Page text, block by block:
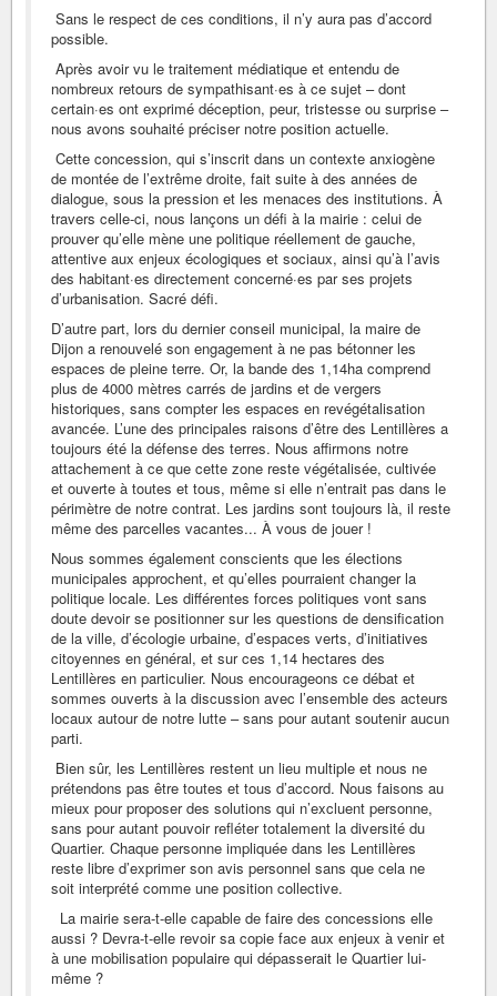
Sans le respect de ces conditions, il n’y aura pas d’accord
possible.
Après avoir vu le traitement médiatique et entendu de
nombreux retours de sympathisant·es à ce sujet – dont
certain·es ont exprimé déception, peur, tristesse ou surprise –
nous avons souhaité préciser notre position actuelle.
Cette concession, qui s’inscrit dans un contexte anxiogène
de montée de l’extrême droite, fait suite à des années de
dialogue, sous la pression et les menaces des institutions. À
travers celle-ci, nous lançons un défi à la mairie : celui de
prouver qu’elle mène une politique réellement de gauche,
attentive aux enjeux écologiques et sociaux, ainsi qu’à l’avis
des habitant·es directement concerné·es par ses projets
d’urbanisation. Sacré défi.
D’autre part, lors du dernier conseil municipal, la maire de
Dijon a renouvelé son engagement à ne pas bétonner les
espaces de pleine terre. Or, la bande des 1,14ha comprend
plus de 4000 mètres carrés de jardins et de vergers
historiques, sans compter les espaces en revégétalisation
avancée. L’une des principales raisons d’être des Lentillères a
toujours été la défense des terres. Nous affirmons notre
attachement à ce que cette zone reste végétalisée, cultivée
et ouverte à toutes et tous, même si elle n’entrait pas dans le
périmètre de notre contrat. Les jardins sont toujours là, il reste
même des parcelles vacantes... À vous de jouer !
Nous sommes également conscients que les élections
municipales approchent, et qu’elles pourraient changer la
politique locale. Les différentes forces politiques vont sans
doute devoir se positionner sur les questions de densification
de la ville, d’écologie urbaine, d’espaces verts, d’initiatives
citoyennes en général, et sur ces 1,14 hectares des
Lentillères en particulier. Nous encourageons ce débat et
sommes ouverts à la discussion avec l’ensemble des acteurs
locaux autour de notre lutte – sans pour autant soutenir aucun
parti.
Bien sûr, les Lentillères restent un lieu multiple et nous ne
prétendons pas être toutes et tous d’accord. Nous faisons au
mieux pour proposer des solutions qui n’excluent personne,
sans pour autant pouvoir refléter totalement la diversité du
Quartier. Chaque personne impliquée dans les Lentillères
reste libre d’exprimer son avis personnel sans que cela ne
soit interprété comme une position collective.
La mairie sera-t-elle capable de faire des concessions elle
aussi ? Devra-t-elle revoir sa copie face aux enjeux à venir et
à une mobilisation populaire qui dépasserait le Quartier lui-
même ?